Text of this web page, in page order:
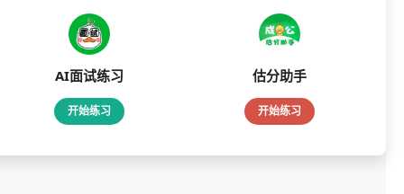
AI面试练习
开始练习
估分助手
开始练习